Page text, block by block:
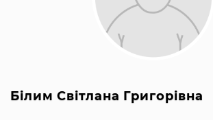
Білим Світлана Григорівна